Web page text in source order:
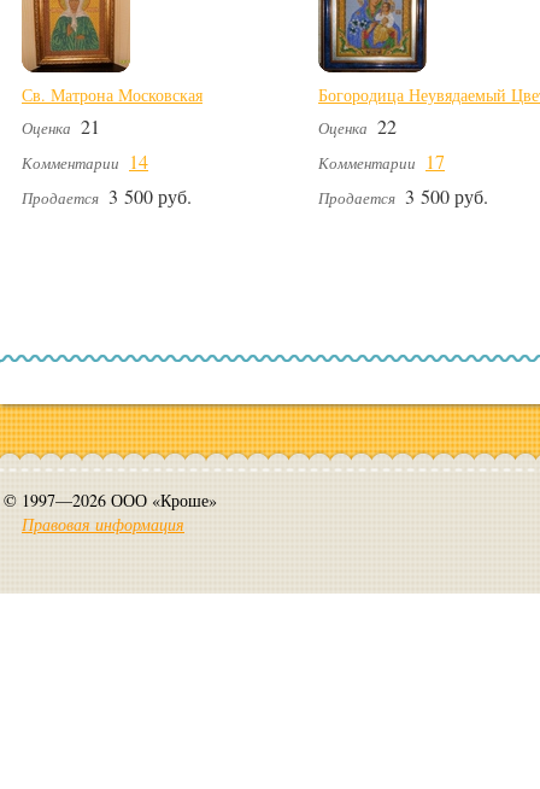
Св. Матрона Московская
Оценка 21
Комментарии 14
Продается 3 500 руб.
Богородица Неувядаемый
Оценка 22
Комментарии 17
Продается 3 500 руб.
© 1997—2026 ООО «Кроше»
Правовая информация